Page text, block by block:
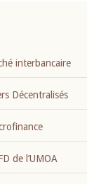
interbancaire
Décentralisés
de l’UMOA